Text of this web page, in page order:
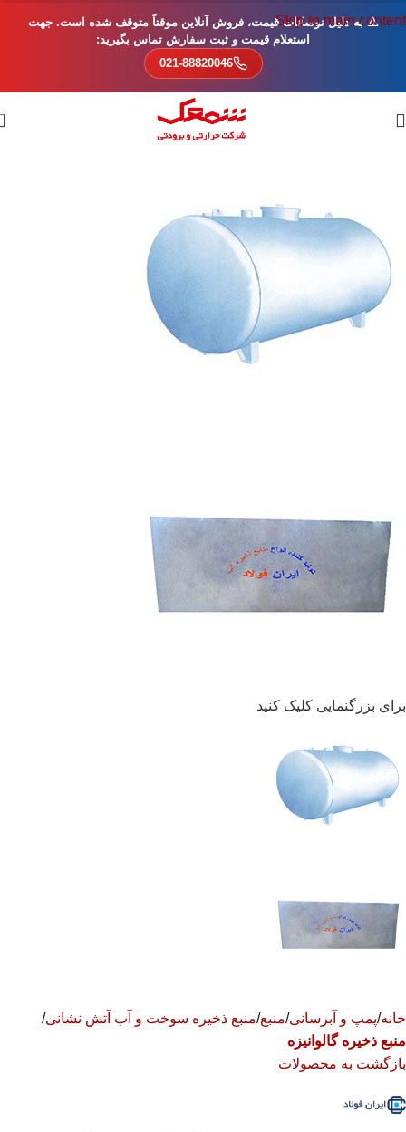
Skip to main content
⚠️ به دلیل نوسانات قیمت، فروش آنلاین موقتاً متوقف شده است. جهت
استعلام قیمت و ثبت سفارش تماس بگیرید:
021-88820046
برای بزرگنمایی کلیک کنید
خانه پمپ و آبرسانی منبع منبع ذخیره سوخت و آب آتش نشانی
منبع ذخیره گالوانیزه
بازگشت به محصولات